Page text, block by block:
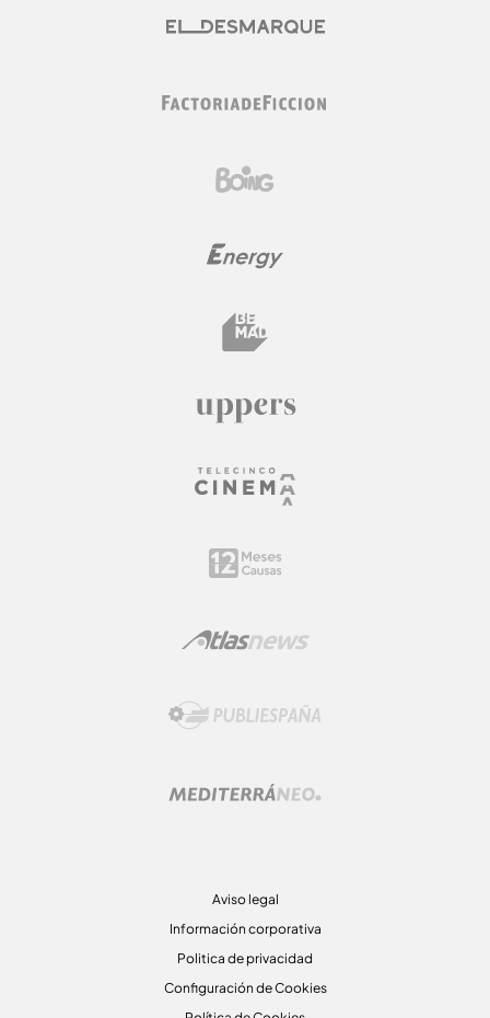
Aviso legal
Información corporativa
Politica de privacidad
Configuración de Cookies